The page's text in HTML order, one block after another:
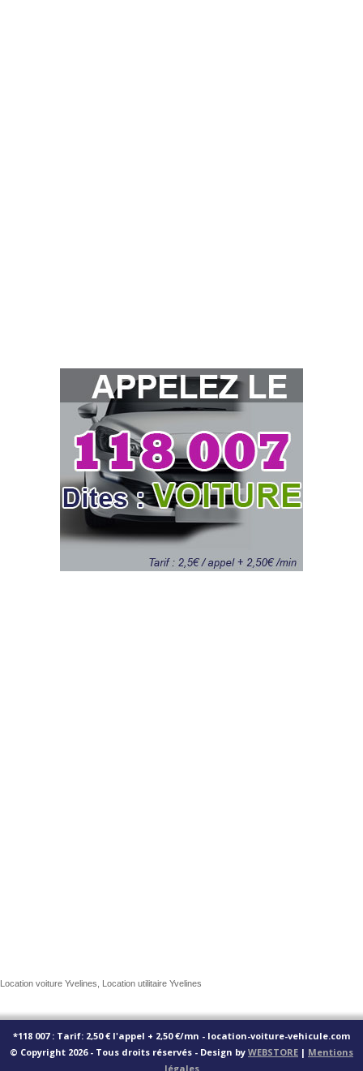
Location voiture Yvelines, Location utilitaire Yvelines
*118 007 : Tarif: 2,50 € l'appel + 2,50 €/mn - location-voiture-vehicule.com
© Copyright 2026 - Tous droits réservés - Design by WEBSTORE | Mentions
légales